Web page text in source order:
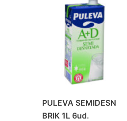
PULEVA SEMIDESN
BRIK 1L 6ud.